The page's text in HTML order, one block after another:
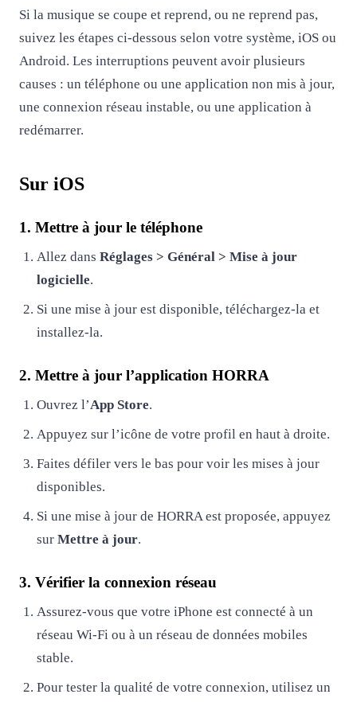
Si la musique se coupe et reprend, ou ne reprend pas,
suivez les étapes ci-dessous selon votre système, iOS ou
Android. Les interruptions peuvent avoir plusieurs
causes : un téléphone ou une application non mis à jour,
une connexion réseau instable, ou une application à
redémarrer.
Sur iOS
1. Mettre à jour le téléphone
Allez dansRéglages > Général > Mise à jour
logicielle.
Si une mise à jour est disponible, téléchargez-la et
installez-la.
2. Mettre à jour l’application HORRA
Ouvrez l’App Store.
Appuyez sur l’icône de votre profil en haut à droite.
Faites défiler vers le bas pour voir les mises à jour
disponibles.
Si une mise à jour de HORRA est proposée, appuyez
surMettre à jour.
3. Vérifier la connexion réseau
Assurez-vous que votre iPhone est connecté à un
réseau Wi-Fi ou à un réseau de données mobiles
stable.
Pour tester la qualité de votre connexion, utilisez un